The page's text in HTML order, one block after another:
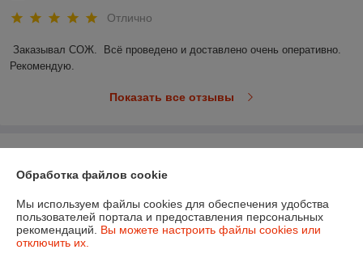
Отлично
Заказывал СОЖ.  Всё проведено и доставлено очень оперативно.
Рекомендую.
Показать все отзывы
О нас
Доставка и оплата
Обработка файлов cookie
Мы используем файлы cookies для обеспечения удобства
пользователей портала и предоставления персональных
рекомендаций. Вы можете настроить файлы cookies или
отключить их.